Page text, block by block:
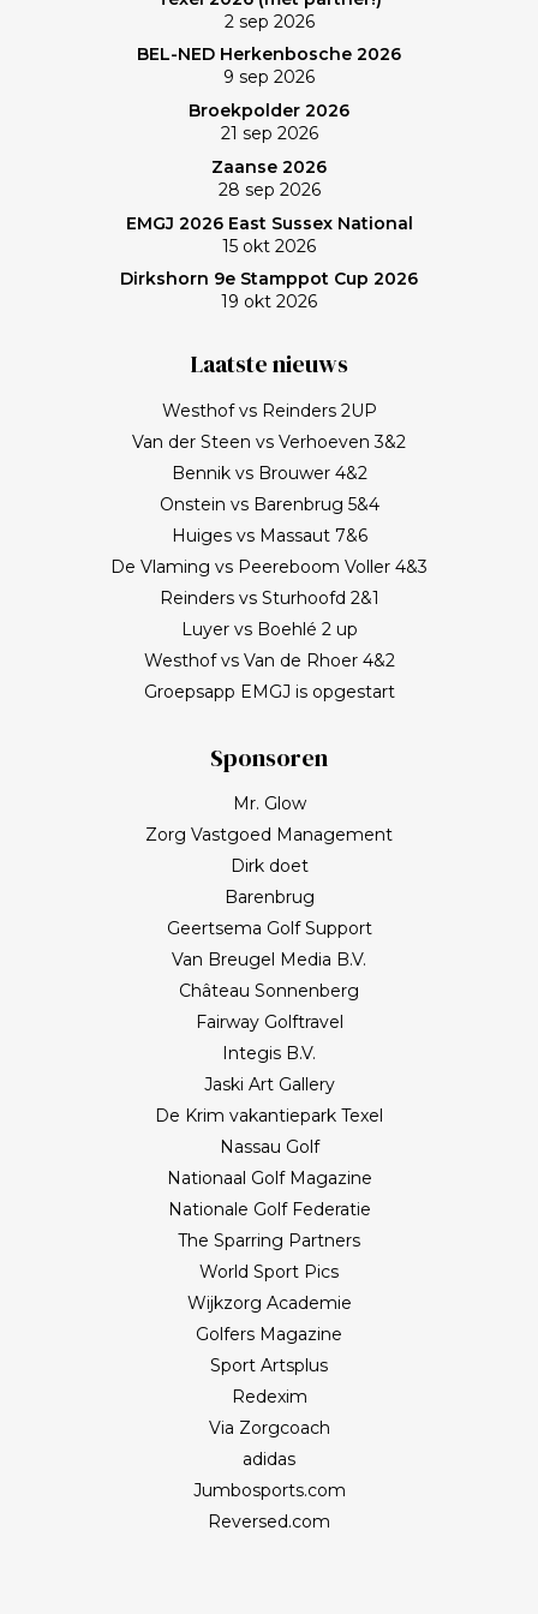
Frank, bedankt!
2 sep 2026
BEL-NED Herkenbosche 2026
9 sep 2026
Broekpolder 2026
21 sep 2026
Zaanse 2026
28 sep 2026
EMGJ 2026 East Sussex National
15 okt 2026
Dirkshorn 9e Stamppot Cup 2026
19 okt 2026
Laatste nieuws
Westhof vs Reinders 2UP
Van der Steen vs Verhoeven 3&2
Bennik vs Brouwer 4&2
Onstein vs Barenbrug 5&4
Huiges vs Massaut 7&6
De Vlaming vs Peereboom Voller 4&3
Reinders vs Sturhoofd 2&1
Luyer vs Boehlé 2 up
Westhof vs Van de Rhoer 4&2
Groepsapp EMGJ is opgestart
Sponsoren
Mr. Glow
Zorg Vastgoed Management
Dirk doet
Barenbrug
Geertsema Golf Support
Van Breugel Media B.V.
Château Sonnenberg
Fairway Golftravel
Integis B.V.
Jaski Art Gallery
De Krim vakantiepark Texel
Nassau Golf
Nationaal Golf Magazine
Nationale Golf Federatie
The Sparring Partners
World Sport Pics
Wijkzorg Academie
Golfers Magazine
Sport Artsplus
Redexim
Via Zorgcoach
adidas
Jumbosports.com
Reversed.com